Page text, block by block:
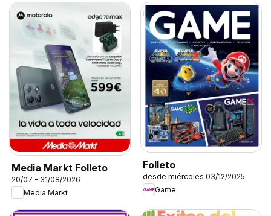
Media Markt Folleto
20/07 - 31/08/2026
Media Markt
Folleto
desde miércoles 03/12/2025
Game